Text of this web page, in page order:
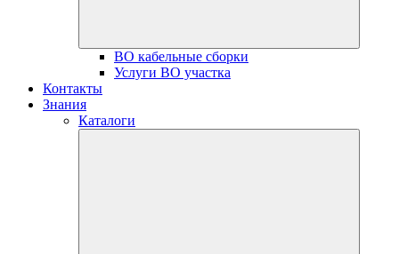
ВО кабельные сборки
Услуги ВО участка
Контакты
Знания
Каталоги